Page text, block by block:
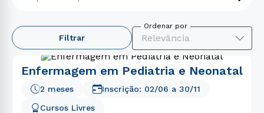
Filtrar Relevância
Enfermagem em Pediatria e Neonatal
2 meses
Cursos Livres
Inscrição: 02/06 a 30/11
TERMOS MAIS BUSCADOS
engenharia
2 º
psicologia